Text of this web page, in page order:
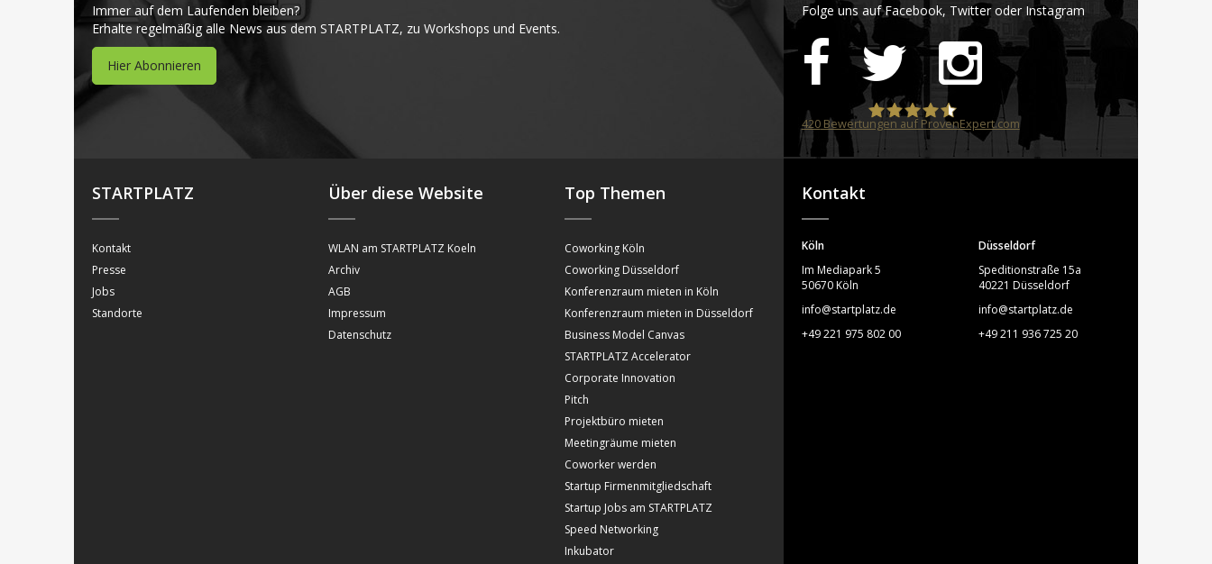
Immer auf dem Laufenden bleiben?
Erhalte regelmäßig alle News aus dem STARTPLATZ, zu Workshops und Events.
Hier Abonnieren
Folge uns auf Facebook, Twitter oder Instagram
STARTPLATZ
420Bewertungen auf ProvenExpert.com
STARTPLATZ
Kontakt
Presse
Jobs
Standorte
Über diese Website
WLAN am STARTPLATZ Koeln
Archiv
AGB
Impressum
Datenschutz
Top Themen
Coworking Köln
Coworking Düsseldorf
Konferenzraum mieten in Köln
Konferenzraum mieten in Düsseldorf
Business Model Canvas
STARTPLATZ Accelerator
Corporate Innovation
Pitch
Projektbüro mieten
Meetingräume mieten
Coworker werden
Startup Firmenmitgliedschaft
Startup Jobs am STARTPLATZ
Speed Networking
Inkubator
Kontakt
Köln
Im Mediapark 5
50670 Köln
info@startplatz.de
+49 221 975 802 00
Düsseldorf
Speditionstraße 15a
40221 Düsseldorf
info@startplatz.de
+49 211 936 725 20